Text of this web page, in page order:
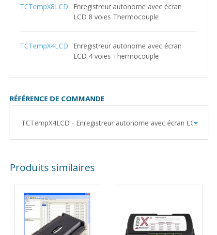
TCTempX8LCD
Enregistreur autonome avec écran
LCD 8 voies Thermocouple
TCTempX4LCD
Enregistreur autonome avec écran
LCD 4 voies Thermocouple
RÉFÉRENCE DE COMMANDE
Produits similaires